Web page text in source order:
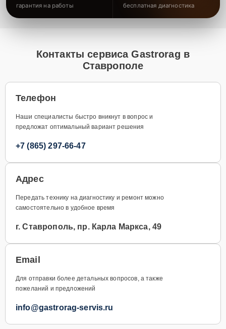
гарантия на работы бесплатная диагностика
Контакты сервиса Gastrorag в
Ставрополе
Телефон
Наши специалисты быстро вникнут в вопрос и
предложат оптимальный вариант решения
+7 (865) 297-66-47
Адрес
Передать технику на диагностику и ремонт можно
самостоятельно в удобное время
г. Ставрополь, пр. Карла Маркса, 49
Email
Для отправки более детальных вопросов, а также
пожеланий и предложений
info@gastrorag-servis.ru